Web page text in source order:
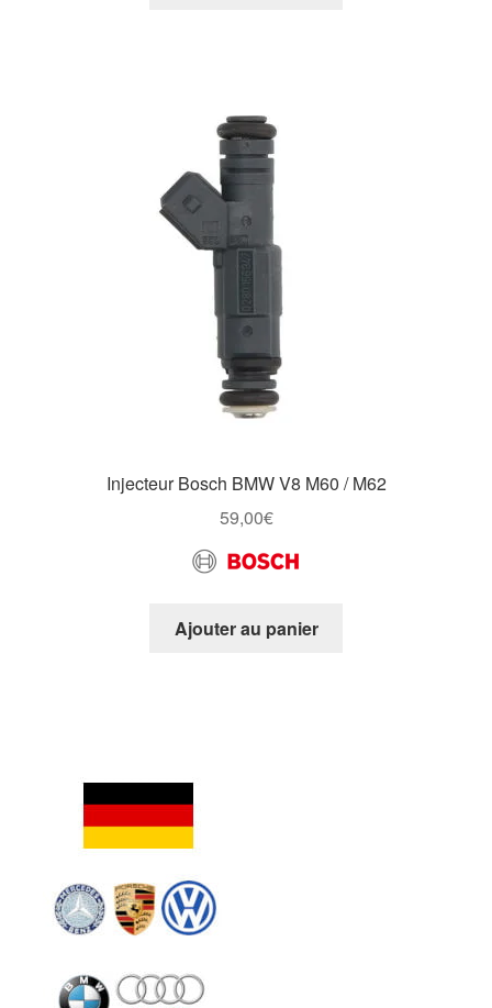
Injecteur Bosch BMW V8 M60 / M62
59,00€
Ajouter au panier